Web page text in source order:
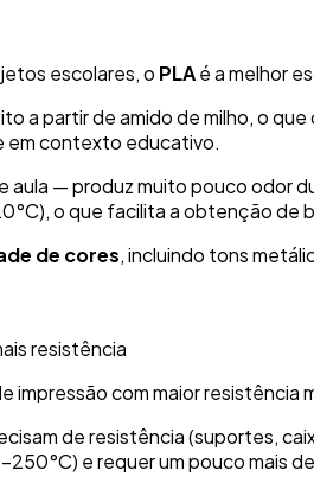
escolares, o PLAé a melhor
a partir de amido de milho, o que
em contexto educativo.
aula — produz muito pouco odor
o que facilita a obtenção de
de cores, incluindo tons
resistência
impressão com maior resistência
de resistência (suportes,
e requer um pouco mais